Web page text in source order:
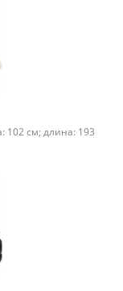
102 см; длина: 193